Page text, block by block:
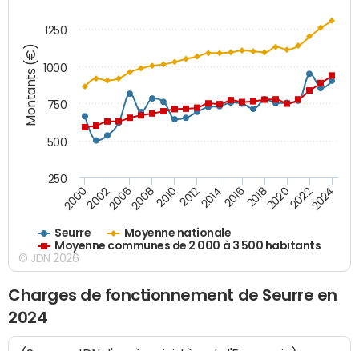
Montants (€)
Seurre
Moyenne nationale
Moyenne communes de 2 000 à 3 500 habitants
200020022006200820102012201420162018202020222024
250
500
750
1000
1250
© JDN 2026
Charges de fonctionnement de Seurre en
2024